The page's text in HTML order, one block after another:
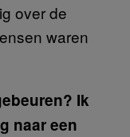
over de
waren
Ik
naar een